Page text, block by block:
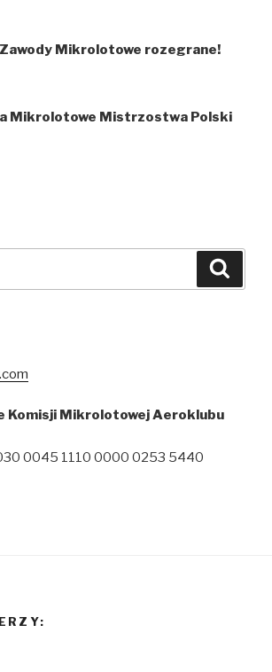
Mikrolotowe rozegrane!
Mikrolotowe Mistrzostwa Polski
Komisji Mikrolotowej Aeroklubu
0045 1110 0000 0253 5440